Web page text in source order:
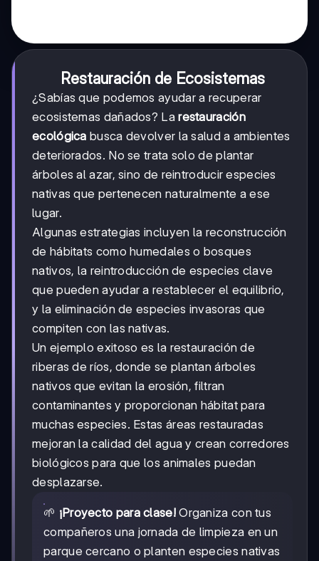
Restauración de Ecosistemas
¿Sabías que podemos ayudar a recuperar
ecosistemas dañados? Larestauración
ecológica busca devolver la salud a ambientes
deteriorados. No se trata solo de plantar
árboles al azar, sino de reintroducir especies
nativas que pertenecen naturalmente a ese
lugar.
Algunas estrategias incluyen la reconstrucción
de hábitats como humedales o bosques
nativos, la reintroducción de especies clave
que pueden ayudar a restablecer el equilibrio,
y la eliminación de especies invasoras que
compiten con las nativas.
Un ejemplo exitoso es la restauración de
riberas de ríos, donde se plantan árboles
nativos que evitan la erosión, filtran
contaminantes y proporcionan hábitat para
muchas especies. Estas áreas restauradas
mejoran la calidad del agua y crean corredores
biológicos para que los animales puedan
desplazarse.
🌱 ¡Proyecto para clase!Organiza con tus
compañeros una jornada de limpieza en un
parque cercano o planten especies nativas